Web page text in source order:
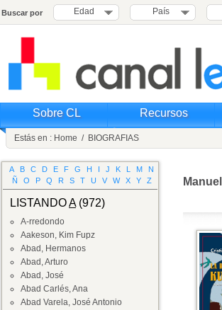
Buscar por Edad País
Sobre CL Recursos
Estás en : Home / BIOGRAFIAS
A B C D E F G H I J K L M
N
Ñ
O P Q R S T U V W X Y Z
LISTANDOA(972)
A-rredondo
Aakeson, Kim Fupz
Abad, Hermanos
Abad, Arturo
Abad, José
Abad Carlés, Ana
Abad Varela, José Antonio